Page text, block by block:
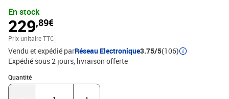
résistance à l'humidité.Grand espace de rangement : l'armoire
offre un grand espace de rangement pour garder vos différents
articles essentiels quotidiens bien organisés et facilement
accessibles.Porte pratique : gardez votre espace sans
encombrement en cachant de petits articles essentiels derrière la
porte de l'armoire de rangement.Pieds en métal : les pieds en métal
ajoutent un style calme à votre intérieur tout en assurant la
stabilité. Attention :Pour éviter qu'il ne soit renversé, ce produit
En stock
229,89€
Prix unitaire TTC
Vendu et expédié parRéseau Electronique3.75/5(106)
Expédié sous 2 jours livraison offerte
Quantité
Quantité : 1